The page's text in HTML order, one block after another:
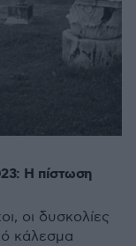
Η πίστωση
οι δυσκολίες
κάλεσμα